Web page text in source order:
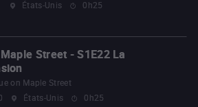
États-Unis 0h25
Street - S1E22 La
on Maple Street
États-Unis 0h25